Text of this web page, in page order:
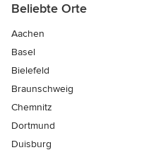
Beliebte Orte
Aachen
Basel
Bielefeld
Braunschweig
Chemnitz
Dortmund
Duisburg